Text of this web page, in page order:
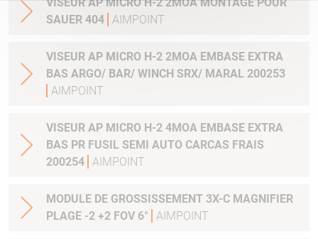
SAUER 404 AIMPOINT
VISEUR AP MICRO H-2 2MOA EMBASE EXTRA
BAS ARGO/ BAR/ WINCH SRX/ MARAL 200253
AIMPOINT
VISEUR AP MICRO H-2 4MOA EMBASE EXTRA
BAS PR FUSIL SEMI AUTO CARCAS FRAIS
200254 AIMPOINT
MODULE DE GROSSISSEMENT 3X-C MAGNIFIER
PLAGE -2 +2 FOV 6°
AIMPOINT